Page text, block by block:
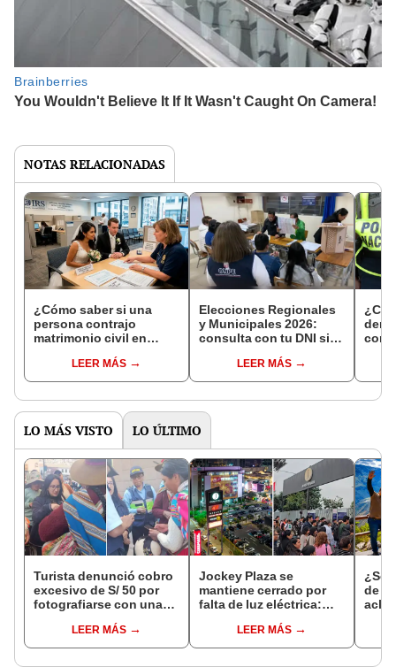
NOTAS RELACIONADAS
¿Cómo saber si una
persona contrajo
matrimonio civil en
LEER MÁS
Elecciones Regionales
y Municipales 2026:
consulta con tu DNI si
de mesa para este 4 de
octubre en el link oficial
LEER MÁS
con
LO MÁS VISTO LO ÚLTIMO
Turista denunció cobro
excesivo de S/ 50 por
fotografiarse con una
Serenazgo recuperó el
dinero
LEER MÁS
Jockey Plaza se
mantiene cerrado por
falta de luz eléctrica:
el centro comercial?
LEER MÁS
¿Se
de